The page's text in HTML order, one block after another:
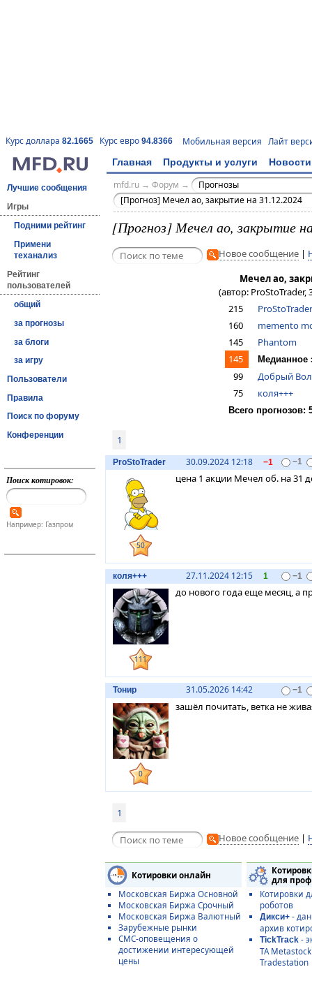
Курс доллара 82.1665 Курс евро 94.8366 Мобильная версия Лайт
Главная Продукты и услуги Новости
Лучшие сообщения
Игры
Подними рейтинг
Примени
теханализ
Рейтинг
пользователей
общий
за прогнозы
за блоги
за игру
Пользователи
Правила
Поиск по форуму
Конференции
Поиск котировок:
Например: Газпром
mfd.ru→ Форум →
Прогнозы
[Прогноз] Мечел ао, закрытие на 31.12.2024
[Прогноз] Мечел ао, закрытие
Новое сообщение|
Мечел ао,
(автор: ProStoTrader,
215
ProStoTrader
160
memento
145
Phantom
145
Медианное
99
Дoбрый
75
коля+++
Всего прогнозов:
1
ProStoTrader 30.09.2024 12:18 −1 −1
50
цена 1 акции Мечел об. на 31
коля+++ 27.11.2024 12:15 1 −1
111
до нового года еще месяц, а
Тонир 31.05.2026 14:42 −1
0
зашёл почитать, ветка не
1
Новое сообщение|
Котировки онлайн
для
Московская Биржа Основной
Московская Биржа Срочный
Московская Биржа Валютный
Зарубежные рынки
СМС-оповещения о
достижении интересующей
цены
Котировки
роботов
Дикси+-
архив
TickTrack-
ТА
Tradestation